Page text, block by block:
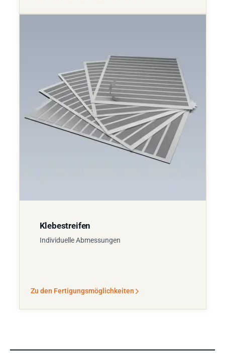
Klebestreifen
Individuelle Abmessungen
Zu den Fertigungsmöglichkeiten